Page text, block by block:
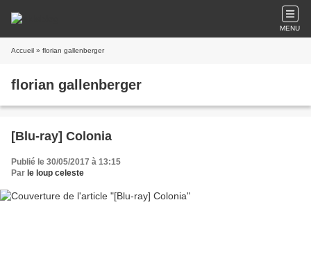
MENU
Accueil » florian gallenberger
florian gallenberger
[Blu-ray] Colonia
Publié le 30/05/2017 à 13:15
Par le loup celeste